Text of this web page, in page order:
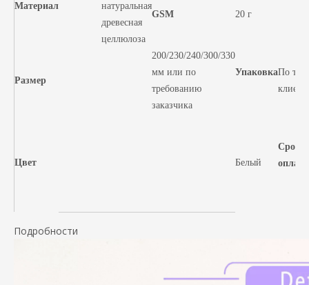
Материал
натуральная
древесная
целлюлоза
GSM 20 г
Размер
200/230/240/300/330
мм или по
требованию
заказчика
УпаковкаПо
Цвет Белый
Срок
Подробности